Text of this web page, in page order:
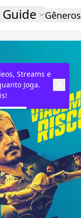
Gêneros
Streams e
Joga.